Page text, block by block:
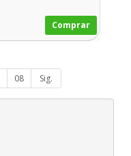
Comprar
08 Sig.